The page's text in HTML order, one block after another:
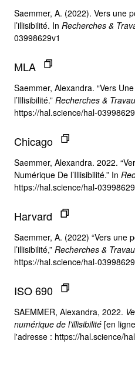
Saemmer, A. (2022). Vers une
l’illisibilité. In Recherches &
03998629v1
MLA
Saemmer, Alexandra. “Vers
l’Illisibilité.” Recherches &
https://hal.science/hal-
Chicago
Saemmer, Alexandra. 2022.
Numérique De l’Illisibilité.” In
https://hal.science/hal-
Harvard
Saemmer, A. (2022) “Vers une
l’illisibilité,” Recherches &
https://hal.science/hal-
ISO 690
SAEMMER, Alexandra, 2022.
numérique de l’illisibilité [en
l'adresse : https://hal.science/